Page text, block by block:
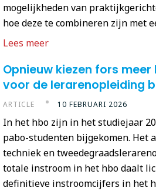
mogelijkheden van
hoe deze te combineren zijn met
Lees meer
Opnieuw kiezen fors
voor de lerarenopleiding
ARTICLE 10 FEBRUARI 2026
In het hbo zijn in het studiejaar
pabo-studenten bijgekomen. Het
techniek en
totale instroom in het hbo daalt
definitieve instroomcijfers in het